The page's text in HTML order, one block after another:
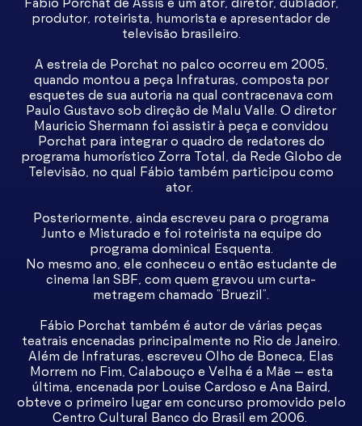
produtor, roteirista, humorista e apresentador de
televisão brasileiro.
A estreia de Porchat no palco ocorreu em 2005,
quando montou a peça Infraturas, composta por
esquetes de sua autoria na qual contracenava com
Paulo Gustavo sob direção de Malu Valle. O diretor
Mauricio Shermann foi assistir à peça e convidou
Porchat para integrar o quadro de redatores do
programa humorístico Zorra Total, da Rede Globo de
Televisão, no qual Fábio também participou como
ator.
Posteriormente, ainda escreveu para o programa
Junto e Misturado e foi roteirista na equipe do
programa dominical Esquenta.
No mesmo ano, ele conheceu o então estudante de
cinema Ian SBF, com quem gravou um curta-
metragem chamado “Bruezil”.
Fábio Porchat também é autor de várias peças
teatrais encenadas principalmente no Rio de Janeiro.
Além de Infraturas, escreveu Olho de Boneca, Elas
Morrem no Fim, Calabouço e Velha é a Mãe – esta
última, encenada por Louise Cardoso e Ana Baird,
obteve o primeiro lugar em concurso promovido pelo
Centro Cultural Banco do Brasil em 2006.